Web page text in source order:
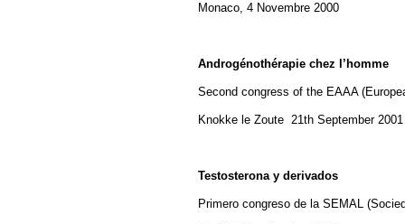
Monaco, 4 Novembre 2000
Androgénothérapie chez l’homme
Second congress of the EAAA
Knokke le Zoute 21th September 2001
Testosterona y derivados
Primero congreso de la SEMAL